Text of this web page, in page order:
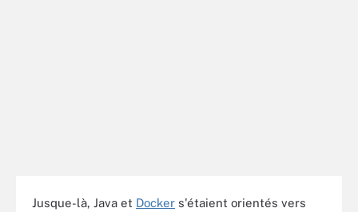
Jusque-là, Java et Docker s'étaient orientés vers